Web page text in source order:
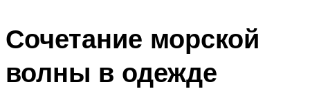
Сочетание морской
волны в одежде